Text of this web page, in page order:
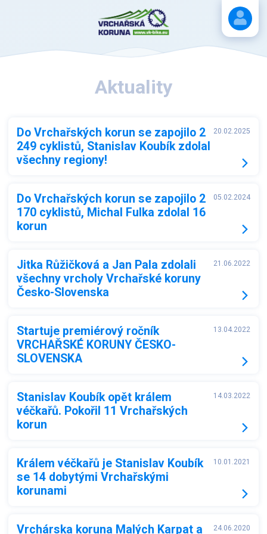
Aktuality
Do Vrchařských korun se zapojilo 2
249 cyklistů, Stanislav Koubík zdolal
všechny regiony!
20.02.2025
Do Vrchařských korun se zapojilo 2
170 cyklistů, Michal Fulka zdolal 16
korun
05.02.2024
Jitka Růžičková a Jan Pala zdolali
všechny vrcholy Vrchařské koruny
Česko-Slovenska
21.06.2022
Startuje premiérový ročník
VRCHAŘSKÉ KORUNY ČESKO-
SLOVENSKA
13.04.2022
Stanislav Koubík opět králem
véčkařů. Pokořil 11 Vrchařských
korun
14.03.2022
Králem véčkařů je Stanislav Koubík
se 14 dobytými Vrchařskými
korunami
10.01.2021
Vrchárska koruna Malých Karpat a 24.06.2020